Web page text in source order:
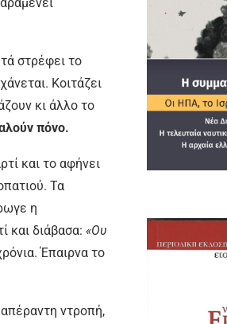
στρέφει το
Κοιτάζει
κι άλλο το
πόνο.
και το αφήνει
Τα
η
και διάβασα: «Ου
Έπαιρνα το
ντροπή,